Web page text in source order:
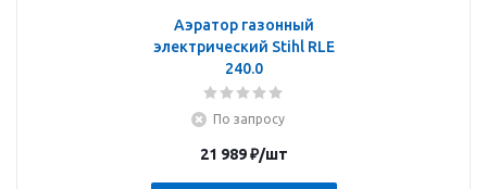
Аэратор газонный
электрический Stihl RLE
240.0
По запросу
21 989₽/шт